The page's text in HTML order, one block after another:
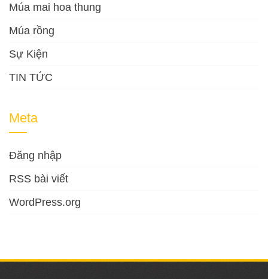
Múa mai hoa thung
Múa rồng
Sự Kiện
TIN TỨC
Meta
Đăng nhập
RSS bài viết
WordPress.org